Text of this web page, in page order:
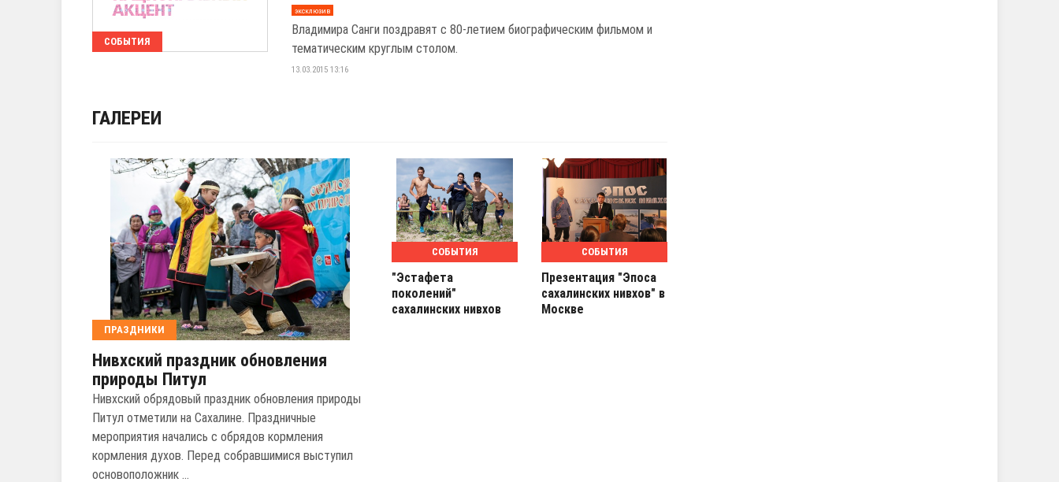
СОБЫТИЯ
эксклюзив
Владимира Санги поздравят с 80-летием биографическим фильмом и
тематическим круглым столом.
13.03.2015 13:16
ГАЛЕРЕИ
ПРАЗДНИКИ
Нивхский праздник обновления
природы Питул
Нивхский обрядовый праздник обновления природы
Питул отметили на Сахалине. Праздничные
мероприятия начались с обрядов кормления
кормления духов. Перед собравшимися выступил
основоположник ...
СОБЫТИЯ
"Эстафета
поколений"
сахалинских нивхов
СОБЫТИЯ
Презентация "Эпоса
сахалинских нивхов" в
Москве